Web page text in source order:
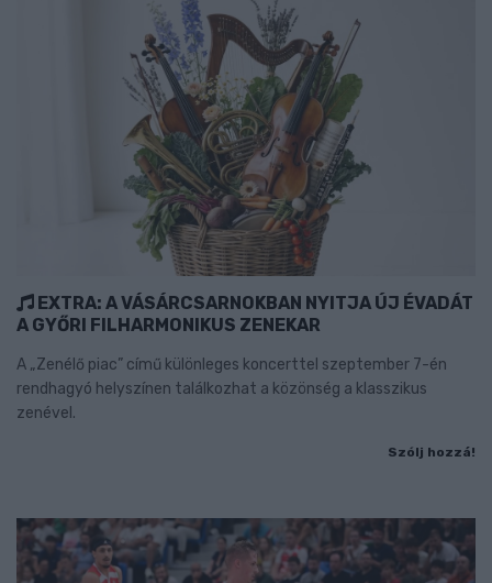
EXTRA: A VÁSÁRCSARNOKBAN NYITJA ÚJ ÉVADÁT
A GYŐRI FILHARMONIKUS ZENEKAR
A „Zenélő piac” című különleges koncerttel szeptember 7-én
rendhagyó helyszínen találkozhat a közönség a klasszikus
zenével.
Szólj hozzá!